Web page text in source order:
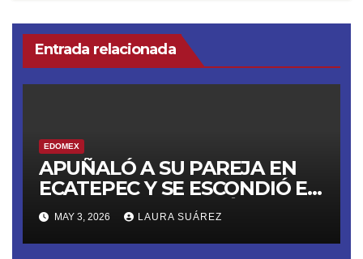
Entrada relacionada
EDOMEX
APUÑALÓ A SU PAREJA EN
ECATEPEC Y SE ESCONDIÓ EN
UN ‘ANEXO’; YA ESTÁ EN
PRISIÓN
MAY 3, 2026 LAURA SUÁREZ